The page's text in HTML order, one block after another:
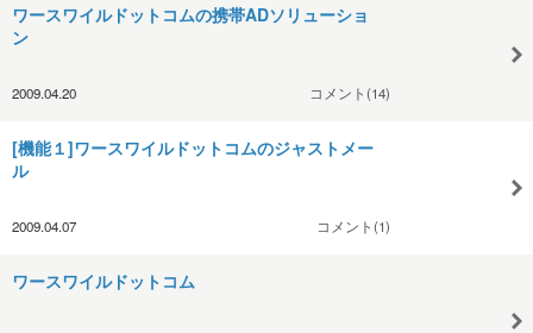
ワースワイルドットコムの携帯ADソリューショ
ン
2009.04.20 コメント(14)
[機能１]ワースワイルドットコムのジャストメー
ル
2009.04.07 コメント(1)
ワースワイルドットコム